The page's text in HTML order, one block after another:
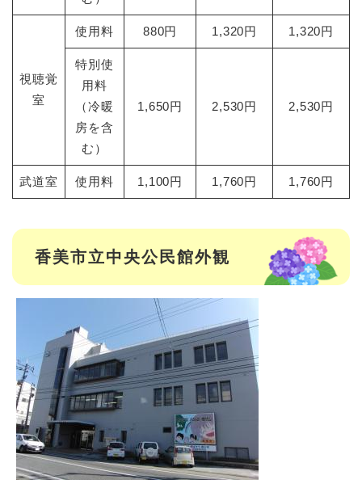
視聴覚
室
使用料 880円 1,320円 1,320円
特別使
用料
（冷暖
房を含
む）
1,650円 2,530円 2,530円
武道室 使用料 1,100円 1,760円 1,760円
香美市立中央公民館外観